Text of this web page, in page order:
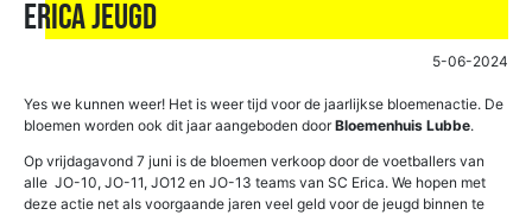
Erica jeugd
5-06-2024
Yes we kunnen weer! Het is weer tijd voor de jaarlijkse bloemenactie. De
bloemen worden ook dit jaar aangeboden doorBloemenhuis Lubbe.
Op vrijdagavond 7 juni is de bloemen verkoop door de voetballers van
alle JO-10, JO-11, JO12 en JO-13 teams van SC Erica. We hopen met
deze actie net als voorgaande jaren veel geld voor de jeugd binnen te